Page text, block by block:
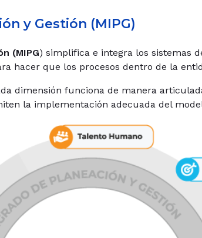
y Gestión (MIPG)
(MIPG) simplifica e integra los sistemas
hacer que los procesos dentro de la
dimensión funciona de manera
la implementación adecuada del